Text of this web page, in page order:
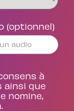
(optionnel)
à
ainsi que
nomine,